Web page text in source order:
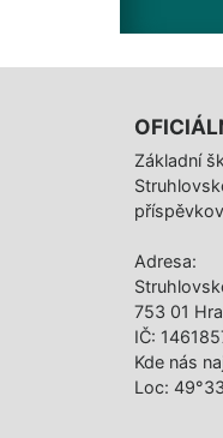
Základní
Adresa:
753 01
IČ:
Kde nás
Loc: